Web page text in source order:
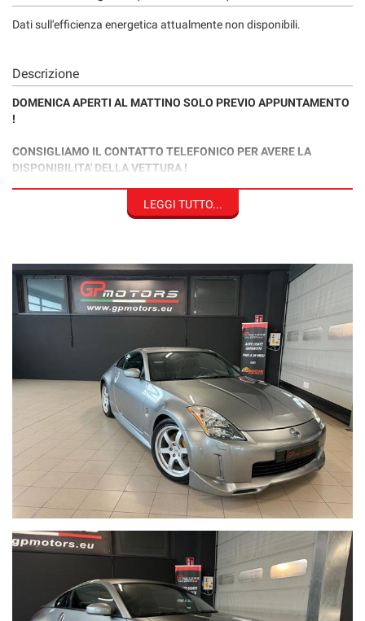
Dati sull'efficienza energetica attualmente non disponibili.
Descrizione
DOMENICA APERTI AL MATTINO SOLO PREVIO APPUNTAMENTO
!
CONSIGLIAMO IL CONTATTO TELEFONICO PER AVERE LA
DISPONIBILITA' DELLA VETTURA !
ACQUISTO "EXPRESS"
ACQUISTO A DISTANZA
POSSIBILITA' DI VISIONARE L'AUTO TRAMITE
VIDEOCHIAMATA
POSSIBILITA' DI RICEVERE VIDEO DELL'AUTO TRAMITE
POSSIBILITA' DI RICEVERE IL CONTRATTO TRAMITE EMAIL
O WHATSAPP !
POSSIBILITA' DI FINANZIAMENTO CON FIRMA DIGITALE!
POSSIBILITA' DI CONSEGNA A DOMICILIO ANCHE CON
BISARCA IN QUALSIASI PARTE D'ITALIA ED EUROPA !
POSSIBILITA' ISCRIZIONE AUTO ASI
POSSIBILITA' DI ASSICURARE L'AUTO PER 5 GIORNI
TUTTE LE NOSTRE AUTO VENGONO ACQUISTATE TRAMITE UNA
SOCIETA' CHE CONTROLLA KM E INCIDENTI PRIMA DEL NOSTRO
TUTTE LE NOSTRE AUTO ESEGUONO UN ACCURATA
IGIENIZZAZIONE E SANIFICAZIONE DELL'ABITACOLO DA NOI PRE
LEGGI TUTTO...